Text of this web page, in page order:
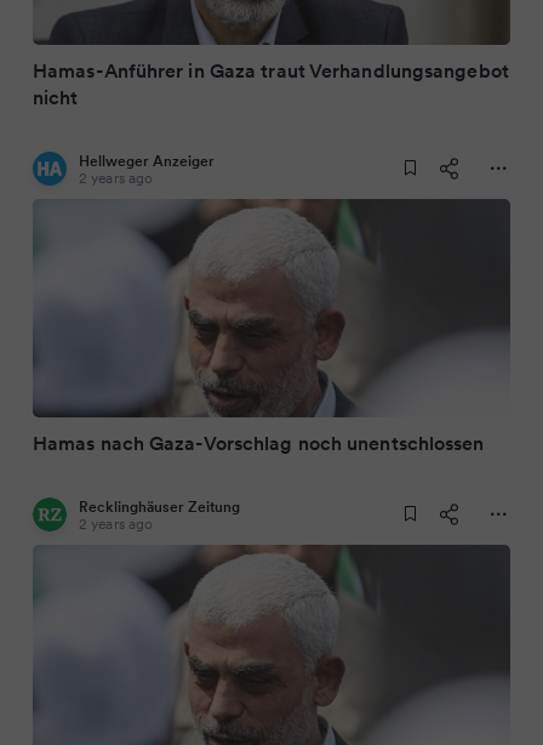
Hamas-Anführer in Gaza traut Verhandlungsangebot
nicht
Hellweger Anzeiger
2 years ago
Hamas nach Gaza-Vorschlag noch unentschlossen
Recklinghäuser Zeitung
2 years ago